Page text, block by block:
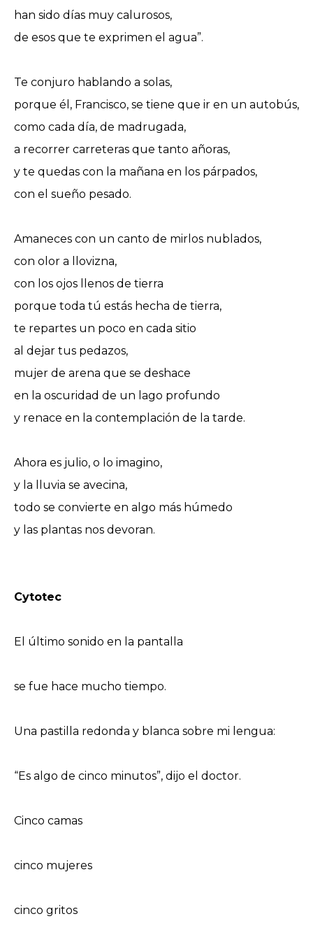
han sido días muy calurosos,
de esos que te exprimen el agua”.
Te conjuro hablando a solas,
porque él, Francisco, se tiene que ir en un autobús,
como cada día, de madrugada,
a recorrer carreteras que tanto añoras,
y te quedas con la mañana en los párpados,
con el sueño pesado.
Amaneces con un canto de mirlos nublados,
con olor a llovizna,
con los ojos llenos de tierra
porque toda tú estás hecha de tierra,
te repartes un poco en cada sitio
al dejar tus pedazos,
mujer de arena que se deshace
en la oscuridad de un lago profundo
y renace en la contemplación de la tarde.
Ahora es julio, o lo imagino,
y la lluvia se avecina,
todo se convierte en algo más húmedo
y las plantas nos devoran.
Cytotec
El último sonido en la pantalla
se fue hace mucho tiempo.
Una pastilla redonda y blanca sobre mi lengua:
“Es algo de cinco minutos”, dijo el doctor.
Cinco camas
cinco mujeres
cinco gritos